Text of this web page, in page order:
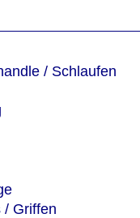
/ Schlaufen
/ Griffen